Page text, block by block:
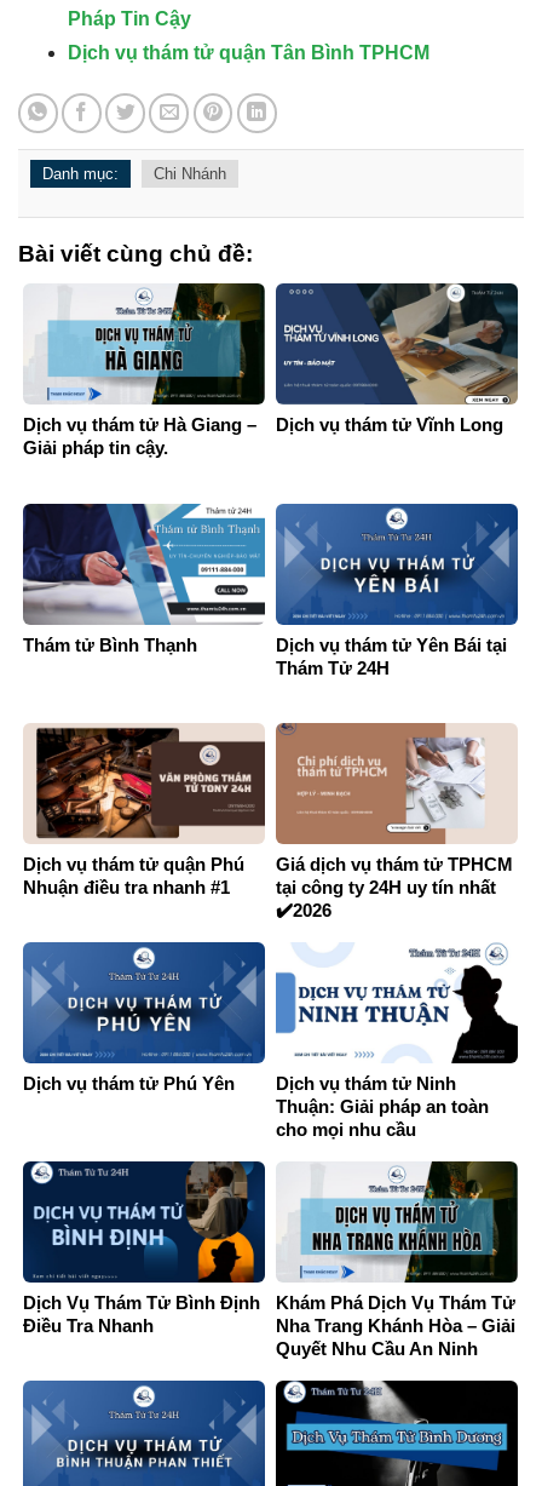
Pháp Tin Cậy
Dịch vụ thám tử quận Tân Bình TPHCM
Danh mục: Chi Nhánh
Bài viết cùng chủ đề:
Dịch vụ thám tử Hà Giang –
Giải pháp tin cậy.
Dịch vụ thám tử Vĩnh Long
Thám tử Bình Thạnh
Dịch vụ thám tử Yên Bái tại
Thám Tử 24H
Dịch vụ thám tử quận Phú
Nhuận điều tra nhanh #1
Giá dịch vụ thám tử TPHCM
tại công ty 24H uy tín nhất
✔️2026
Dịch vụ thám tử Phú Yên
Dịch vụ thám tử Ninh
Thuận: Giải pháp an toàn
cho mọi nhu cầu
Dịch Vụ Thám Tử Bình Định
Điều Tra Nhanh
Khám Phá Dịch Vụ Thám Tử
Nha Trang Khánh Hòa – Giải
Quyết Nhu Cầu An Ninh